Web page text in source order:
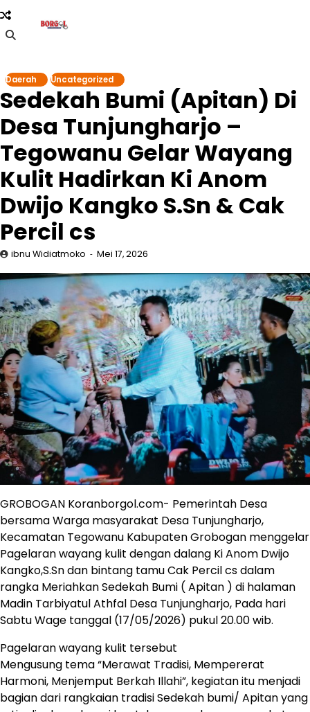
Skip
to
content
Daerah Uncategorized
Sedekah Bumi (Apitan) Di
Desa Tunjungharjo –
Tegowanu Gelar Wayang
Kulit Hadirkan Ki Anom
Dwijo Kangko S.Sn & Cak
Percil cs
ibnu Widiatmoko Mei 17, 2026
GROBOGAN Koranborgol.com- Pemerintah Desa
bersama Warga masyarakat Desa Tunjungharjo,
Kecamatan Tegowanu Kabupaten Grobogan menggelar
Pagelaran wayang kulit dengan dalang Ki Anom Dwijo
Kangko,S.Sn dan bintang tamu Cak Percil cs dalam
rangka Meriahkan Sedekah Bumi ( Apitan ) di halaman
Madin Tarbiyatul Athfal Desa Tunjungharjo, Pada hari
Sabtu Wage tanggal (17/05/2026) pukul 20.00 wib.
Pagelaran wayang kulit tersebut
Mengusung tema “Merawat Tradisi, Mempererat
Harmoni, Menjemput Berkah Illahi”, kegiatan itu menjadi
bagian dari rangkaian tradisi Sedekah bumi/ Apitan yang